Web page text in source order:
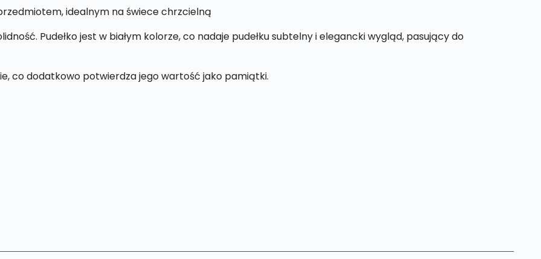
idealnym na świece chrzcielną
Pudełko jest w białym kolorze, co nadaje pudełku subtelny i elegancki wygląd, pasujący do
co dodatkowo potwierdza jego wartość jako pamiątki.